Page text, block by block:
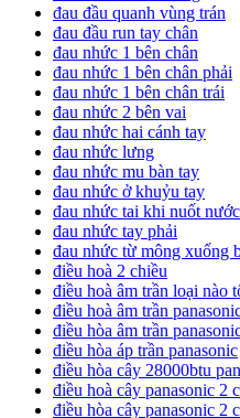
đau đầu quanh vùng trán
đau đầu run tay chân
đau nhức 1 bên chân
đau nhức 1 bên chân phải
đau nhức 1 bên chân trái
đau nhức 2 bên vai
đau nhức hai cánh tay
đau nhức lưng
đau nhức mu bàn tay
đau nhức ở khuỷu tay
đau nhức tai khi nuốt
đau nhức tay phải
đau nhức từ mông xuống
điều hoà 2 chiều
điều hoà âm trần loại nào
điều hoà âm trần
điều hòa âm trần
điều hòa áp trần panasonic
điều hòa cây 28000btu
điều hoà cây panasonic 2
điều hòa cây panasonic 2